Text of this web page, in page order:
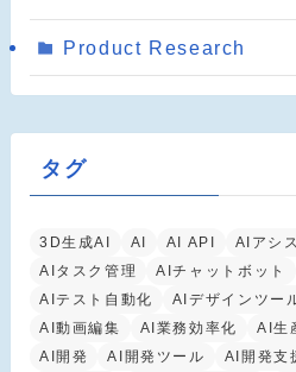
Product Research
タグ
3D生成AI AI AI API AIアシ
AIタスク管理
AIチャットボット
AIテスト自動化
AIデザインツー
AI動画編集
AI業務効率化 AI生
AI開発
AI開発ツール AI開発支